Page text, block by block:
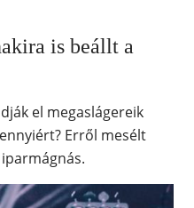
is beállt a
el megaslágereik
Erről mesélt